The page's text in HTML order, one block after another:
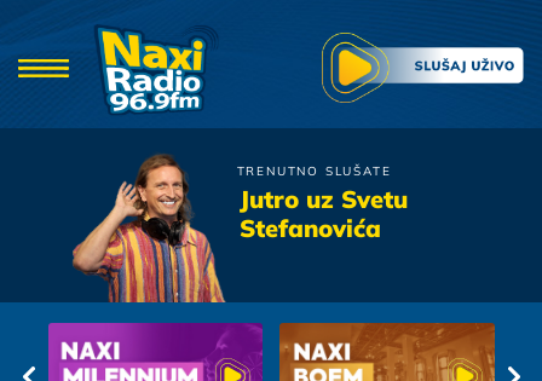
TRENUTNO SLUŠATE
Jutro uz Svetu
StefanovićaRadostan Dan